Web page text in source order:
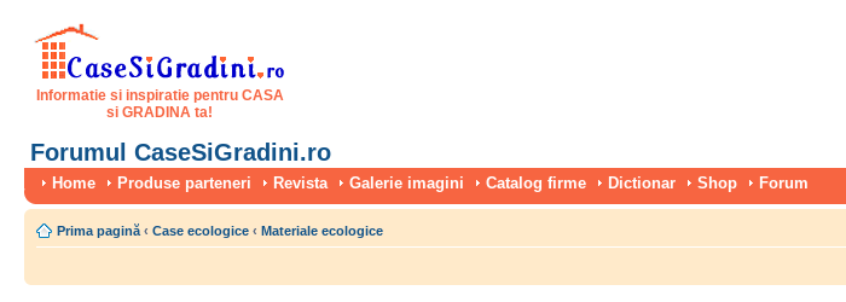
Informatie si inspiratie pentru CASA
si GRADINA ta!
Forumul CaseSiGradini.ro
Home Produse parteneri Revista Galerie imagini Catalog firme Dictionar Shop Forum
Prima pagină ‹ Case ecologice ‹ Materiale ecologice